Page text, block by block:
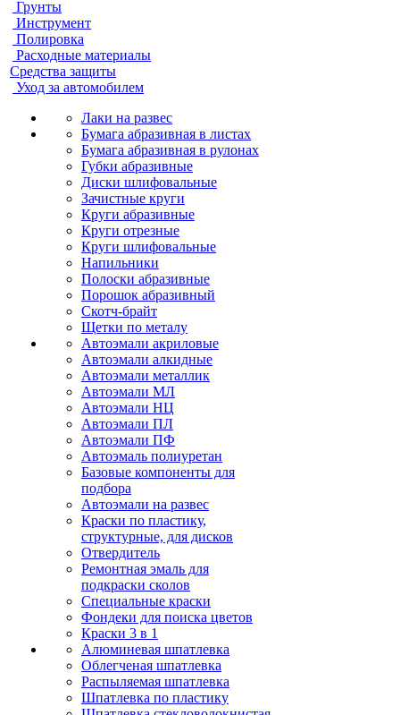
Грунты
Инструмент
Полировка
Расходные материалы
Средства защиты
Уход за автомобилем
Лаки на развес
Бумага абразивная в листах
Бумага абразивная в рулонах
Губки абразивные
Диски шлифовальные
Зачистные круги
Круги абразивные
Круги отрезные
Круги шлифовальные
Напильники
Полоски абразивные
Порошок абразивный
Скотч-брайт
Щетки по металу
Автоэмали акриловые
Автоэмали алкидные
Автоэмали металлик
Автоэмали МЛ
Автоэмали НЦ
Автоэмали ПЛ
Автоэмали ПФ
Автоэмаль полиуретан
Базовые компоненты для
подбора
Автоэмали на развес
Краски по пластику,
структурные, для дисков
Отвердитель
Ремонтная эмаль для
подкраски сколов
Специальные краски
Фондеки для поиска цветов
Краски 3 в 1
Алюминевая шпатлевка
Облегченая шпатлевка
Распыляемая шпатлевка
Шпатлевка по пластику